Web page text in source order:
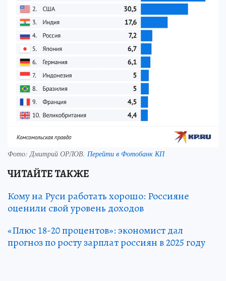
Фото:Дмитрий ОРЛОВ. Перейти в Фотобанк КП
ЧИТАЙТЕ ТАКЖЕ
Кому на Руси работать хорошо: Россияне
оценили свой уровень доходов
«Плюс 18-20 процентов»: экономист дал
прогноз по росту зарплат россиян в 2025 году